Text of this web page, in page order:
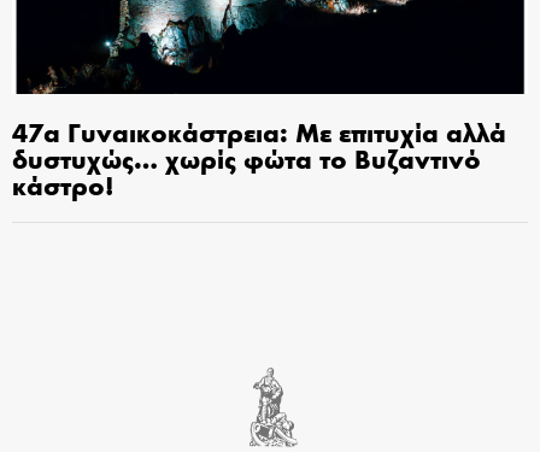
47α Γυναικοκάστρεια: Με επιτυχία αλλά
δυστυχώς… χωρίς φώτα το Βυζαντινό
κάστρο!